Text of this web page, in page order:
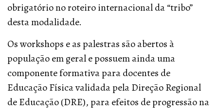
obrigatório no roteiro internacional da “tribo”
desta modalidade.
Os workshops e as palestras são abertos à
população em geral e possuem ainda uma
componente formativa para docentes de
Educação Física validada pela Direção Regional
de Educação (DRE), para efeitos de progressão na